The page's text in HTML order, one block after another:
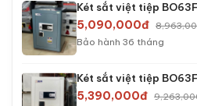
Két sắt việt tiệp
5,090,000đ
Bảo hành 36 tháng
Két sắt việt tiệp
5,390,000đ